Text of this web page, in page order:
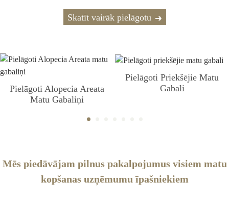
Skatīt vairāk pielāgotu
Pielāgoti Alopecia Areata
Matu Gabaliņi
Pielāgoti Priekšējie Matu
Gabali
Mēs piedāvājam pilnus pakalpojumus visiem matu
kopšanas uzņēmumu īpašniekiem